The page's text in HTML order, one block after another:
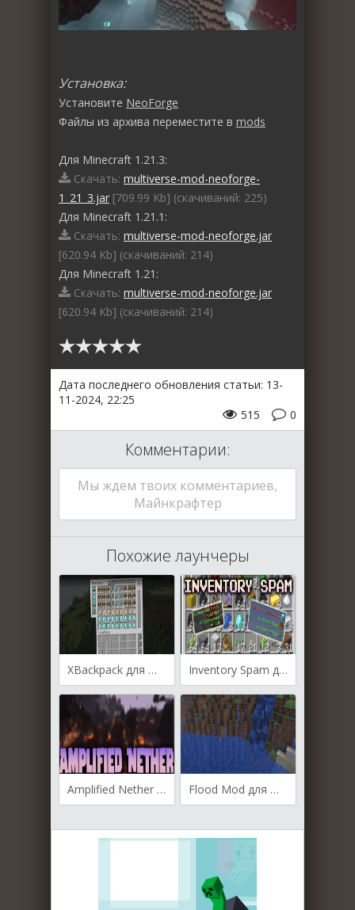
Установка:
Установите NeoForge
Файлы из архива переместите в mods
Для Minecraft 1.21.3:
Скачать: multiverse-mod-neoforge-
1_21_3.jar [709.99 Kb] (cкачиваний: 225)
Для Minecraft 1.21.1:
Скачать: multiverse-mod-neoforge.jar
[620.94 Kb] (cкачиваний: 214)
Для Minecraft 1.21:
Скачать: multiverse-mod-neoforge.jar
[620.94 Kb] (cкачиваний: 214)
Дата последнего обновления статьи: 13-
11-2024, 22:25
0
515
Комментарии:
Мы ждем твоих комментариев,
Майнкрафтер
Похожие лаунчеры
XBackpack для Майнкрафт [1.21.3, 1.21.1, 1.21] Inventory Spam для Майнкрафт [1.21.3, 1.21.1, 1.21]
Amplified Nether для Майнкрафт [1.21.3, 1.21.1, 1.21] Flood Mod для Майнкрафт [1.21.1, 1.21, 1.20.1]